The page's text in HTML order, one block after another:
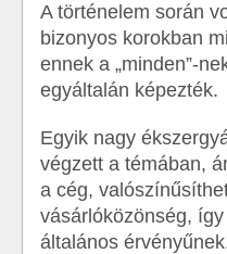
A történelem során
bizonyos korokban
ennek a „minden”-
egyáltalán képezték.
Egyik nagy
végzett a témában,
a cég,
vásárlóközönség,
általános